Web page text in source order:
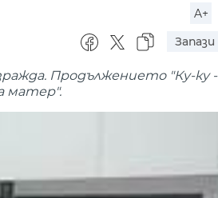
A+
Запази
Продължението "Ку-ку -
матер".